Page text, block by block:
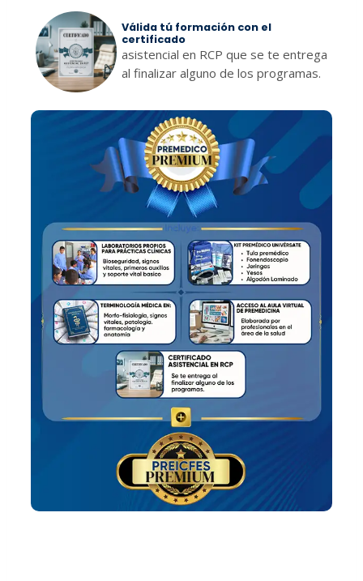
Válida tú formación con el
certificado
asistencial en RCP que se te entrega
al finalizar alguno de los programas.